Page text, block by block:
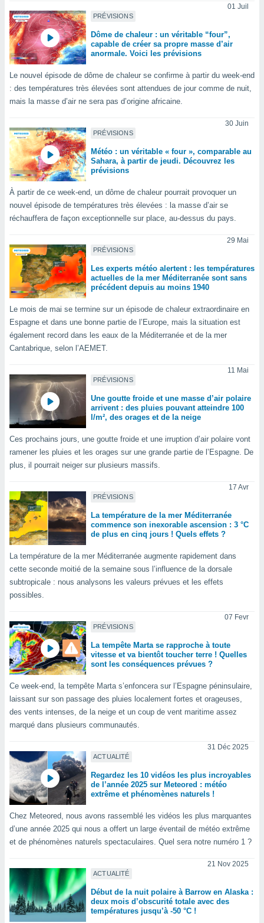
le
ainsi
un
la
en
de
à
en
des
au
de
web.
les
vous
notre
cas,
que
la
et que
ne
de la
non
des
en
le
PRÉVISIONS
01 Juil
Dôme de chaleur : un véritable “four”,
capable de créer sa propre masse d’air
anormale. Voici les prévisions
Le nouvel épisode de dôme de chaleur se confirme à partir du week-end
: des températures très élevées sont attendues de jour comme de nuit,
mais la masse d’air ne sera pas d’origine africaine.
PRÉVISIONS
30 Juin
Météo : un véritable « four », comparable au
Sahara, à partir de jeudi. Découvrez les
prévisions
À partir de ce week-end, un dôme de chaleur pourrait provoquer un
nouvel épisode de températures très élevées : la masse d’air se
réchauffera de façon exceptionnelle sur place, au-dessus du pays.
PRÉVISIONS
29 Mai
Les experts météo alertent : les températures
actuelles de la mer Méditerranée sont sans
précédent depuis au moins 1940
Le mois de mai se termine sur un épisode de chaleur extraordinaire en
Espagne et dans une bonne partie de l’Europe, mais la situation est
également record dans les eaux de la Méditerranée et de la mer
Cantabrique, selon l’AEMET.
PRÉVISIONS
11 Mai
Une goutte froide et une masse d’air polaire
arrivent : des pluies pouvant atteindre 100
l/m², des orages et de la neige
Ces prochains jours, une goutte froide et une irruption d’air polaire vont
ramener les pluies et les orages sur une grande partie de l’Espagne. De
plus, il pourrait neiger sur plusieurs massifs.
PRÉVISIONS
17 Avr
La température de la mer Méditerranée
commence son inexorable ascension : 3 °C
de plus en cinq jours ! Quels effets ?
La température de la mer Méditerranée augmente rapidement dans
cette seconde moitié de la semaine sous l’influence de la dorsale
subtropicale : nous analysons les valeurs prévues et les effets
possibles.
PRÉVISIONS
07 Fevr
La tempête Marta se rapproche à toute
vitesse et va bientôt toucher terre ! Quelles
sont les conséquences prévues ?
Ce week-end, la tempête Marta s’enfoncera sur l’Espagne péninsulaire,
laissant sur son passage des pluies localement fortes et orageuses,
des vents intenses, de la neige et un coup de vent maritime assez
marqué dans plusieurs communautés.
ACTUALITÉ
31 Déc 2025
Regardez les 10 vidéos les plus incroyables
de l’année 2025 sur Meteored : météo
extrême et phénomènes naturels !
Chez Meteored, nous avons rassemblé les vidéos les plus marquantes
d’une année 2025 qui nous a offert un large éventail de météo extrême
et de phénomènes naturels spectaculaires. Quel sera notre numéro 1 ?
ACTUALITÉ
21 Nov 2025
Début de la nuit polaire à Barrow en Alaska :
deux mois d’obscurité totale avec des
températures jusqu’à -50 °C !